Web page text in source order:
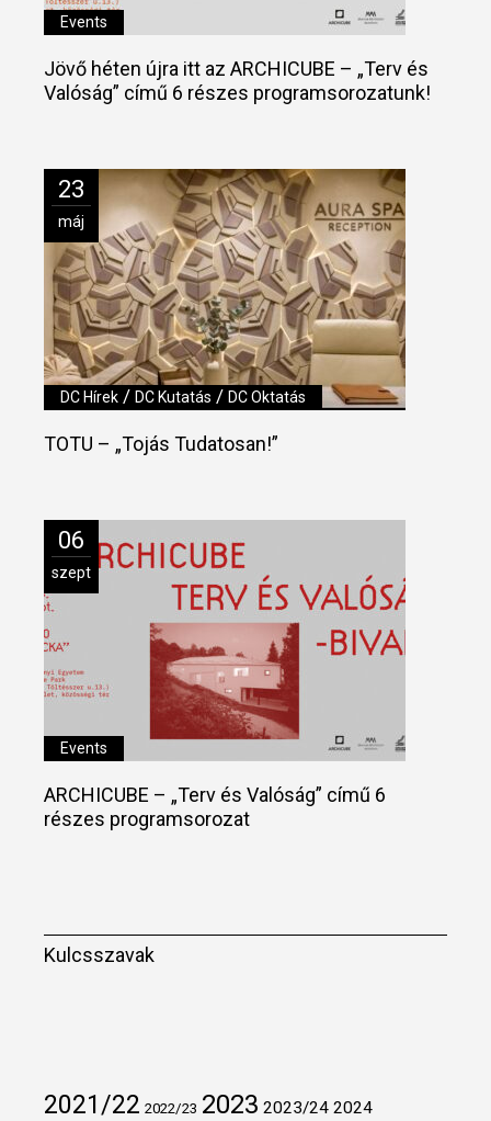
Events
Jövő héten újra itt az ARCHICUBE – „Terv és
Valóság” című 6 részes programsorozatunk!
23
máj
DC Hírek /DC Kutatás /DC Oktatás
TOTU – „Tojás Tudatosan!”
06
szept
Events
ARCHICUBE – „Terv és Valóság” című 6
részes programsorozat
Kulcsszavak
2021/22 2022/23 2023 2023/24 2024